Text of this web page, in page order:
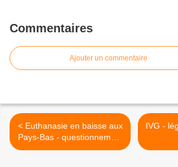
Commentaires
Ajouter un commentaire
< Euthanasie en baisse aux
Pays-Bas - questionnement
en France
IVG -